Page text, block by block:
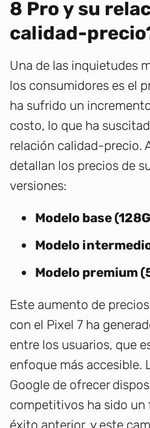
8 Pro y su
calidad-
Una de las inquietudes
los consumidores es el
ha sufrido un
costo, lo que ha
relación calidad-precio.
detallan los precios de
versiones:
Modelo base
Modelo
Modelo premium
Este aumento de
con el Pixel 7 ha
entre los usuarios, que
enfoque más accesible.
Google de ofrecer
competitivos ha sido un
éxito anterior, y este